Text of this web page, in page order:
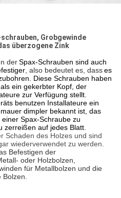
Grobgewinde
überzogene Zink
derSpax-Schrauben sind auch
, also bedeutet es, dasses
Diese Schrauben haben
ein gekerbter Kopf, der
zur Verfügung stellt.
benutzen Installateure ein
dimpler bekannt ist, das
Spax-Schraube zu
zerreißen auf jedes Blatt.
Schaden des Holzes und sind
wiederverwendet zu werden.
Befestigen der
oder Holzbolzen,
für Metallbolzen und die
Bolzen.